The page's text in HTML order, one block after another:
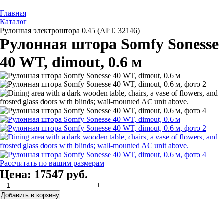
Главная
Каталог
Рулонная электроштора 0.45 (АРТ. 32146)
Рулонная штора Somfy Sonesse
40 WT, dimout, 0.6 м
Рассчитать по вашим размерам
Цена: 17547 руб.
– +
Добавить в корзину